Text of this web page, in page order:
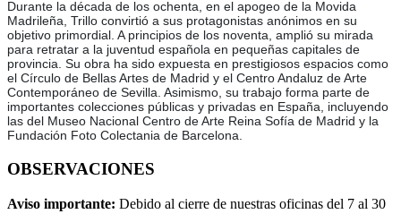
Durante la década de los ochenta, en el apogeo de la Movida
Madrileña, Trillo convirtió a sus protagonistas anónimos en su
objetivo primordial. A principios de los noventa, amplió su mirada
para retratar a la juventud española en pequeñas capitales de
provincia. Su obra ha sido expuesta en prestigiosos espacios como
el Círculo de Bellas Artes de Madrid y el Centro Andaluz de Arte
Contemporáneo de Sevilla. Asimismo, su trabajo forma parte de
importantes colecciones públicas y privadas en España, incluyendo
las del Museo Nacional Centro de Arte Reina Sofía de Madrid y la
Fundación Foto Colectania de Barcelona.
OBSERVACIONES
Aviso importante: Debido al cierre de nuestras oficinas del 7 al 30